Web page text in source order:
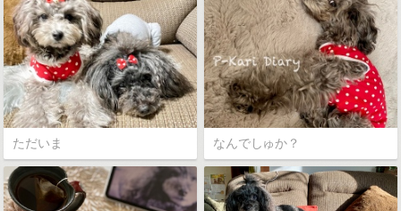
ただいま なんでしゅか？